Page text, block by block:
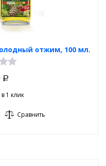
отжим, 100 мл.
Р
1 клик
Сравнить